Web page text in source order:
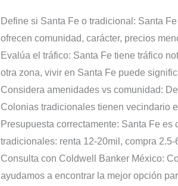
Define si Santa Fe o tradicional: Santa
ofrecen comunidad, carácter, precios
Evalúa el tráfico: Santa Fe tiene tráfico
otra zona, vivir en Santa Fe puede
Considera amenidades vs comunidad:
Colonias tradicionales tienen vecindario
Presupuesta correctamente: Santa Fe
tradicionales: renta 12-20mil, compra
Consulta con Coldwell Banker México:
ayudamos a encontrar la mejor opción